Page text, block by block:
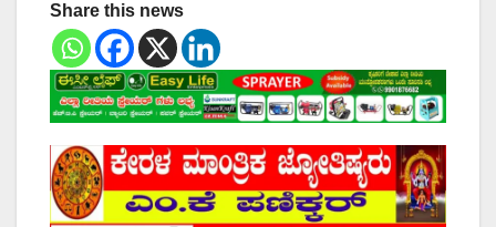
Share this news